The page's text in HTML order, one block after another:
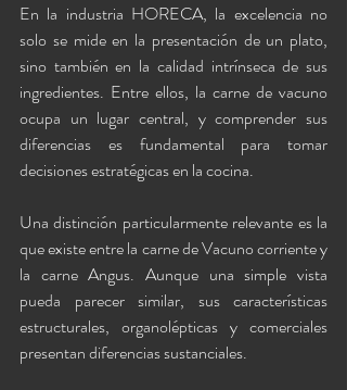
En la industria HORECA, la excelencia no
solo se mide en la presentación de un plato,
sino también en la calidad intrínseca de sus
ingredientes. Entre ellos, la carne de vacuno
ocupa un lugar central, y comprender sus
diferencias es fundamental para tomar
decisiones estratégicas en la cocina.
Una distinción particularmente relevante es la
que existe entre la carne de Vacuno corriente y
la carne Angus. Aunque una simple vista
pueda parecer similar, sus características
estructurales, organolépticas y comerciales
presentan diferencias sustanciales.